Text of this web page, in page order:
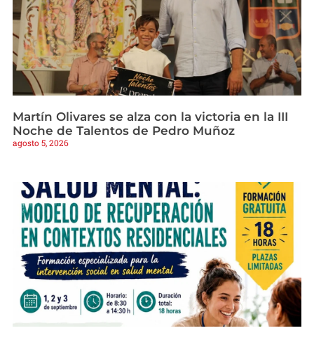
Martín Olivares se alza con la victoria en la III
Noche de Talentos de Pedro Muñoz
agosto 5, 2026